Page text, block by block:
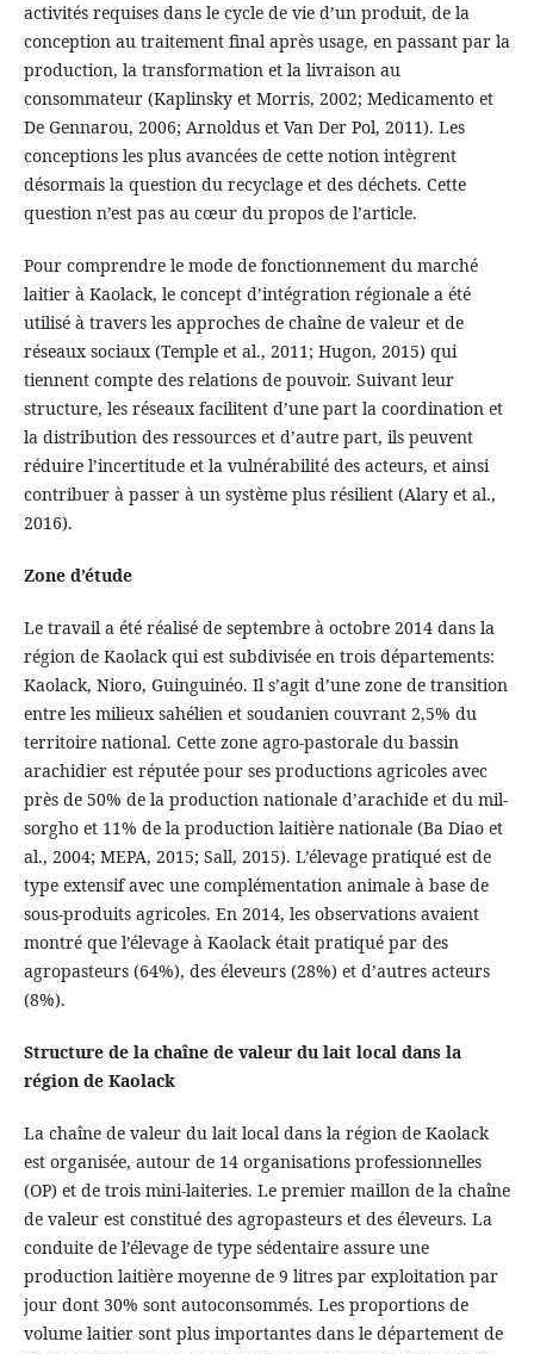
activités requises dans le cycle de vie d’un produit, de la
conception au traitement final après usage, en passant par la
production, la transformation et la livraison au
consommateur (Kaplinsky et Morris, 2002; Medicamento et
De Gennarou, 2006; Arnoldus et Van Der Pol, 2011). Les
conceptions les plus avancées de cette notion intègrent
désormais la question du recyclage et des déchets. Cette
question n’est pas au cœur du propos de l’article.
Pour comprendre le mode de fonctionnement du marché
laitier à Kaolack, le concept d’intégration régionale a été
utilisé à travers les approches de chaîne de valeur et de
réseaux sociaux (Temple et al., 2011; Hugon, 2015) qui
tiennent compte des relations de pouvoir. Suivant leur
structure, les réseaux facilitent d’une part la coordination et
la distribution des ressources et d’autre part, ils peuvent
réduire l’incertitude et la vulnérabilité des acteurs, et ainsi
contribuer à passer à un système plus résilient (Alary et al.,
2016).
Zone d’étude
Le travail a été réalisé de septembre à octobre 2014 dans la
région de Kaolack qui est subdivisée en trois départements:
Kaolack, Nioro, Guinguinéo. Il s’agit d’une zone de transition
entre les milieux sahélien et soudanien couvrant 2,5% du
territoire national. Cette zone agro-pastorale du bassin
arachidier est réputée pour ses productions agricoles avec
près de 50% de la production nationale d’arachide et du mil-
sorgho et 11% de la production laitière nationale (Ba Diao et
al., 2004; MEPA, 2015; Sall, 2015). L’élevage pratiqué est de
type extensif avec une complémentation animale à base de
sous-produits agricoles. En 2014, les observations avaient
montré que l’élevage à Kaolack était pratiqué par des
agropasteurs (64%), des éleveurs (28%) et d’autres acteurs
(8%).
Structure de la chaîne de valeur du lait local dans la
région de Kaolack
La chaîne de valeur du lait local dans la région de Kaolack
est organisée, autour de 14 organisations professionnelles
(OP) et de trois mini-laiteries. Le premier maillon de la chaîne
de valeur est constitué des agropasteurs et des éleveurs. La
conduite de l’élevage de type sédentaire assure une
production laitière moyenne de 9 litres par exploitation par
jour dont 30% sont autoconsommés. Les proportions de
volume laitier sont plus importantes dans le département de